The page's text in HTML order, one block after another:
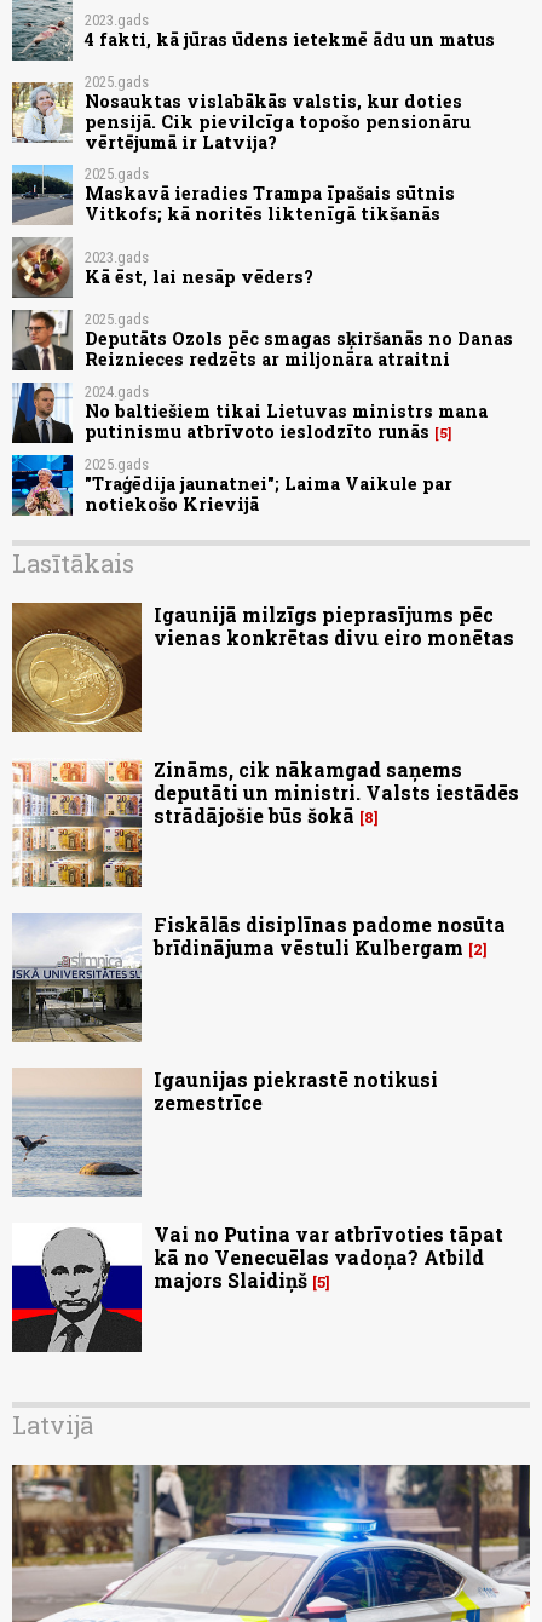
2023.gads
4 fakti, kā jūras ūdens ietekmē ādu un matus
2025.gads
Nosauktas vislabākās valstis, kur doties
pensijā. Cik pievilcīga topošo pensionāru
vērtējumā ir Latvija?
2025.gads
Maskavā ieradies Trampa īpašais sūtnis
Vitkofs; kā noritēs liktenīgā tikšanās
2023.gads
Kā ēst, lai nesāp vēders?
2025.gads
Deputāts Ozols pēc smagas sķiršanās no Danas
Reiznieces redzēts ar miljonāra atraitni
2024.gads
No baltiešiem tikai Lietuvas ministrs mana
putinismu atbrīvoto ieslodzīto runās
5
2025.gads
"Traģēdija jaunatnei"; Laima Vaikule par
notiekošo Krievijā
Lasītākais
Igaunijā milzīgs pieprasījums pēc
vienas konkrētas divu eiro monētas
Zināms, cik nākamgad saņems
deputāti un ministri. Valsts iestādēs
strādājošie būs šokā
8
Fiskālās disiplīnas padome nosūta
brīdinājuma vēstuli Kulbergam
2
Igaunijas piekrastē notikusi
zemestrīce
Vai no Putina var atbrīvoties tāpat
kā no Venecuēlas vadoņa? Atbild
majors Slaidiņš 5
Latvijā